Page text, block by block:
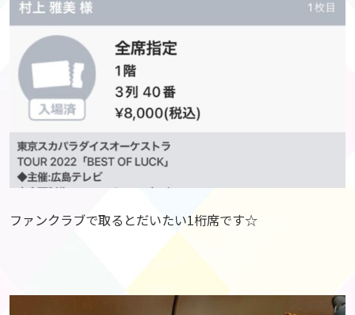
ファンクラブで取るとだいたい1桁席です☆